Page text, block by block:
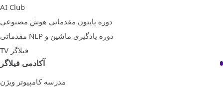
AI Club
دوره پایتون مقدماتی هوش مصنوعی
دوره یادگیری ماشین و NLP مقدماتی
فیلاگر TV
آکادمی فیلاگر
مدرسه کامپیوتر ویژن